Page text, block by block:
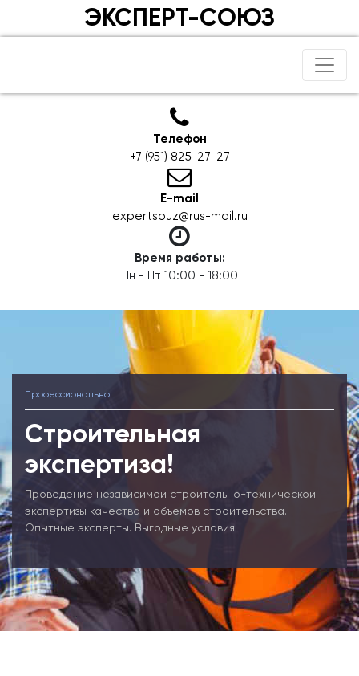
ЭКСПЕРТ-СОЮЗ
Телефон
+7 (951) 825-27-27
E-mail
expertsouz@rus-mail.ru
Время работы:
Пн - Пт 10:00 - 18:00
Профессионально
Строительная
экспертиза!
Проведение независимой строительно-технической
экспертизы качества и объемов строительства.
Опытные эксперты. Выгодные условия.